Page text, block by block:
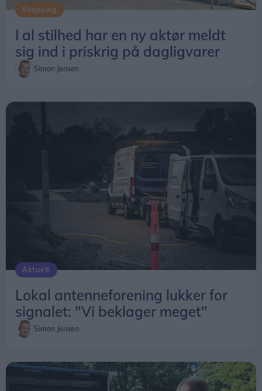
Shopping
I al stilhed har en ny aktør meldt
sig ind i priskrig på dagligvarer
Simon Jensen
Aktuelt
Lokal antenneforening lukker for
signalet: "Vi beklager meget"
Simon Jensen